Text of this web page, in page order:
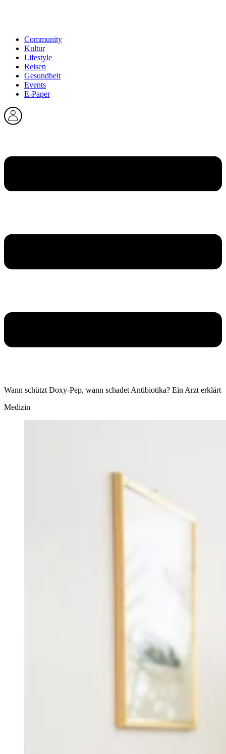
Community
Kultur
Lifestyle
Reisen
Gesundheit
Events
E-Paper
Wann schützt Doxy-Pep, wann schadet Antibiotika? Ein Arzt erklärt
Medizin